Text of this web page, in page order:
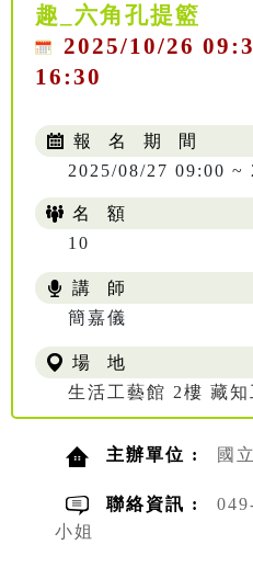
趣_六角孔提籃
2025/10/26
16:30
報 名 期 間
2025/08/27 09:00 ~
名 額
10
講 師
簡嘉儀
場 地
生活工藝館 2樓 藏知
主辦單位 : 國
聯絡資訊 :
小姐